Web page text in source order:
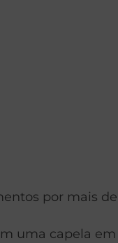
por mais
uma capela